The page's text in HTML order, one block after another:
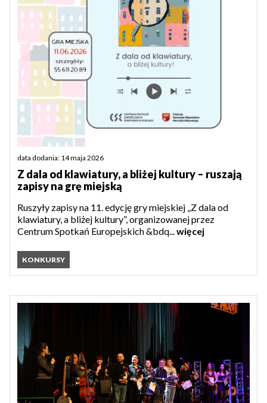
data dodania: 14 maja 2026
Z dala od klawiatury, a bliżej kultury – ruszają
zapisy na grę miejską
Ruszyły zapisy na 11. edycję gry miejskiej „Z dala od
klawiatury, a bliżej kultury”, organizowanej przez
Centrum Spotkań Europejskich &bdq...więcej
KONKURSY